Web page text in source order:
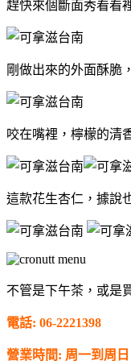
趕快來個斷面秀看看
剛做出來的外面酥脆
咬在嘴裡，檸檬的清
這款花生杏仁，據說
不管是下午茶，或是
電話: 06-2221398
營業時間: 周一到周